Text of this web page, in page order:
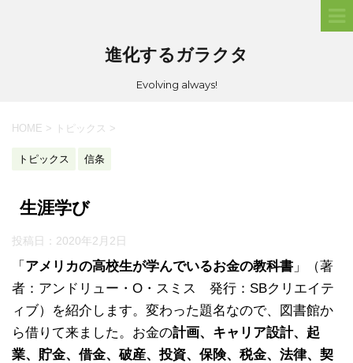
進化するガラクタ
Evolving always!
HOME > トピックス >
トピックス 信条
生涯学び
投稿日： 2020年2月2日
「 アメリカの高校生が学んでいるお金の教科書 」（著
者：アンドリュー・O・スミス 発行：SBクリエイテ
ィブ）を紹介します。変わった題名なので、図書館か
ら借りて来ました。お金の計画、キャリア設計、起
業、貯金、借金、破産、投資、保険、税金、法律、契